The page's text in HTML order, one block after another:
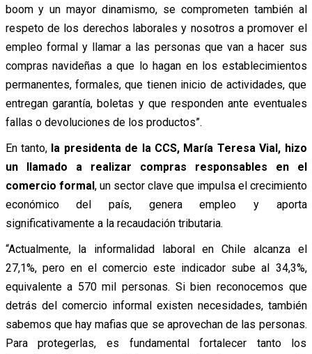
boom y un mayor dinamismo, se comprometen también al
respeto de los derechos laborales y nosotros a promover el
empleo formal y llamar a las personas que van a hacer sus
compras navideñas a que lo hagan en los establecimientos
permanentes, formales, que tienen inicio de actividades, que
entregan garantía, boletas y que responden ante eventuales
fallas o devoluciones de los productos”.
En tanto,la presidenta de la CCS, María Teresa Vial, hizo
un llamado a realizar compras responsables en el
comercio formal, un sector clave que impulsa el crecimiento
económico del país, genera empleo y aporta
significativamente a la recaudación tributaria.
“Actualmente, la informalidad laboral en Chile alcanza el
27,1%, pero en el comercio este indicador sube al 34,3%,
equivalente a 570 mil personas. Si bien reconocemos que
detrás del comercio informal existen necesidades, también
sabemos que hay mafias que se aprovechan de las personas.
Para protegerlas, es fundamental fortalecer tanto los